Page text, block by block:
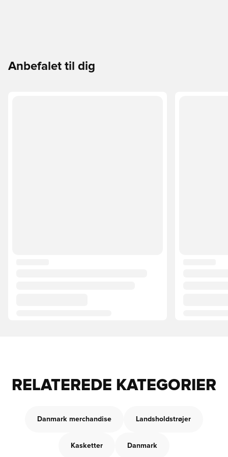
Anbefalet til dig
RELATEREDE KATEGORIER
Danmark merchandise Landsholdstrøjer
Kasketter Danmark